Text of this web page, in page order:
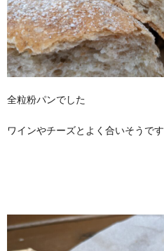
全粒粉パンでした
ワインやチーズとよく合いそうです